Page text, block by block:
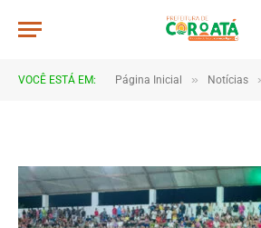
VOCÊ ESTÁ EM: Página Inicial » Notícias
JWR_1805